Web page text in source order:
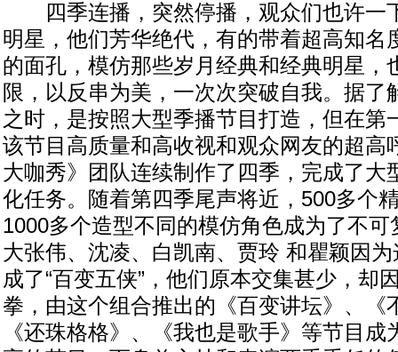
四季连播，突然停播，观众们也许一
明星，他们芳华绝代，有的带着超高知名
的面孔，模仿那些岁月经典和经典明星，
限，以反串为美，一次次突破自我。据了
之时，是按照大型季播节目打造，但在第
该节目高质量和高收视和观众网友的超高
大咖秀》团队连续制作了四季，完成了大
化任务。随着第四季尾声将近，500多个
1000多个造型不同的模仿角色成为了不
大张伟、沈凌、白凯南、贾玲 和瞿颖因
成了“百变五侠”，他们原本交集甚少，却
拳，由这个组合推出的《百变讲坛》、《
《还珠格格》、《我也是歌手》等节目成